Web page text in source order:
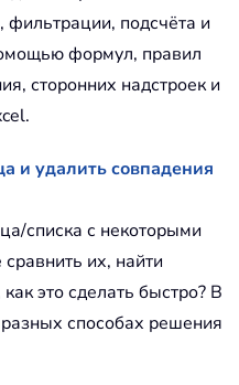
подсчёта и
формул, правил
сторонних надстроек и
и удалить совпадения
списка с некоторыми
их, найти
это сделать быстро? В
способах решения